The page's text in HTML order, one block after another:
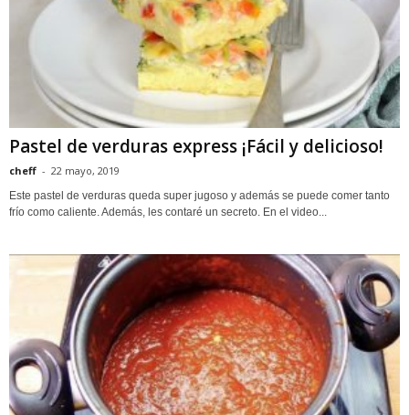
Pastel de verduras express ¡Fácil y delicioso!
cheff - 22 mayo, 2019
Este pastel de verduras queda super jugoso y además se puede comer tanto
frío como caliente. Además, les contaré un secreto. En el video...